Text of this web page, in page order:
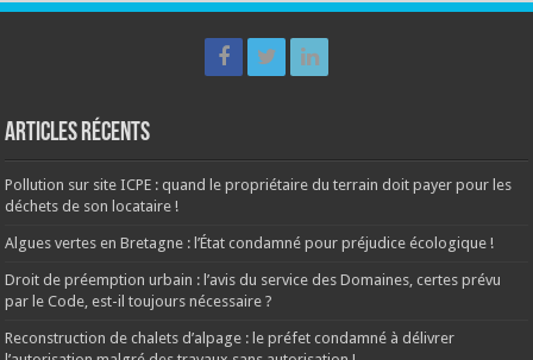
Articles récents
Pollution sur site ICPE : quand le propriétaire du terrain doit payer pour les
déchets de son locataire !
Algues vertes en Bretagne : l’État condamné pour préjudice écologique !
Droit de préemption urbain : l’avis du service des Domaines, certes prévu
par le Code, est-il toujours nécessaire ?
Reconstruction de chalets d’alpage : le préfet condamné à délivrer